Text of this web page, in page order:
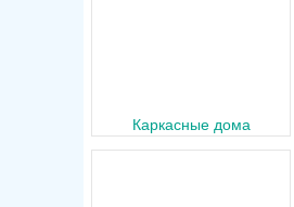
Каркасные